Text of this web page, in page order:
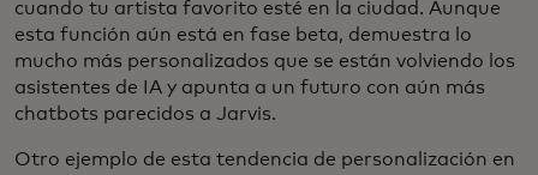
cuando tu artista favorito esté en la ciudad. Aunque
esta función aún está en fase beta, demuestra lo
mucho más personalizados que se están volviendo los
asistentes de IA y apunta a un futuro con aún más
chatbots parecidos a Jarvis.
Otro ejemplo de esta tendencia de personalización en